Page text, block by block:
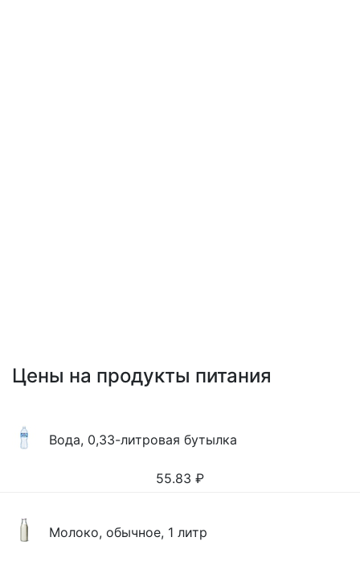
Цены на продукты питания
Вода, 0,33-литровая бутылка
55.83 ₽
Молоко, обычное, 1 литр